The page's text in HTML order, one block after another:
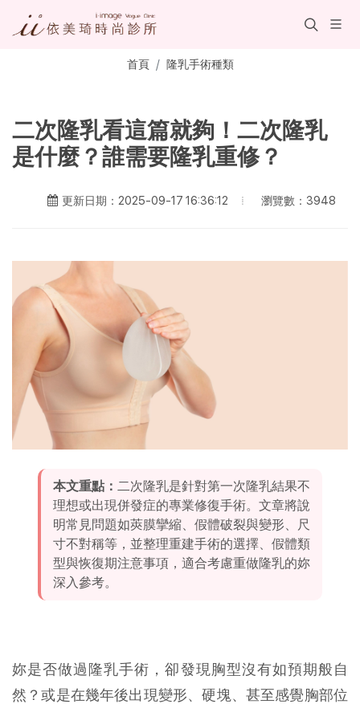
首頁 隆乳手術種類
二次隆乳看這篇就夠！二次隆乳
是什麼？誰需要隆乳重修？
更新日期：2025-09-17 16:36:12 瀏覽數：3948
本文重點： 二次隆乳是針對第一次隆乳結果不
理想或出現併發症的專業修復手術。文章將說
明常見問題如莢膜攣縮、假體破裂與變形、尺
寸不對稱等，並整理重建手術的選擇、假體類
型與恢復期注意事項，適合考慮重做隆乳的妳
深入參考。
妳是否做過隆乳手術，卻發現胸型沒有如預期般自
然？或是在幾年後出現變形、硬塊、甚至感覺胸部位